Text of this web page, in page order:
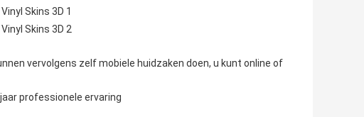
vervolgens zelf mobiele huidzaken doen, u kunt online of
professionele ervaring